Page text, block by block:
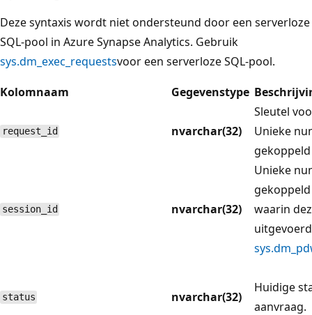
Deze syntaxis wordt niet ondersteund door een serverloze
SQL-pool in Azure Synapse Analytics. Gebruik
sys.dm_exec_requestsvoor een serverloze SQL-pool.
Kolomnaam
Gegevenstype
request_id nvarchar(32)
Sleutel
Unieke
session_id nvarchar(32)
Unieke
waarin
status nvarchar(32)
Huidige
aanvraag.